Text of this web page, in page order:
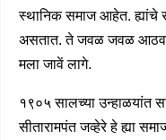
स्थानिक समाज आहेत. ह्यांचे
असतात. ते जवळ जवळ
मला जावें लागे.
१९०५ सालच्या उन्हाळयांत
सीतारामपंत जव्हेरे हे ह्या